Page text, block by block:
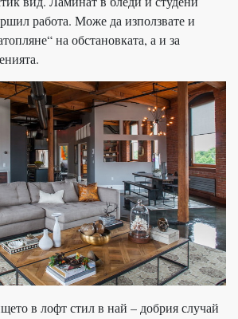
работа. Може да използвате и
на обстановката, а и за
в лофт стил в най – добрия случай